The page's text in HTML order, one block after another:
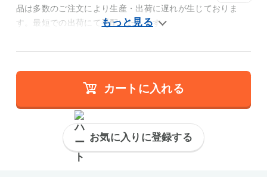
品は多数のご注文により生産・出荷に遅れが生じておりま
す。最短での出荷にて手配いたします。
カートに入れる
お気に入りに登録する